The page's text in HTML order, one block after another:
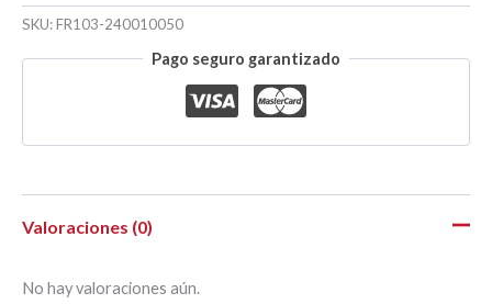
SKU:FR103-240010050
Pago seguro garantizado
Valoraciones (0)
No hay valoraciones aún.